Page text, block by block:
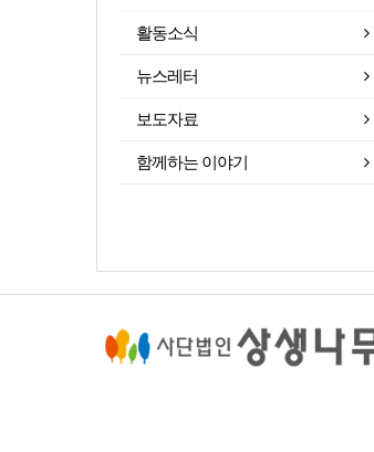
활동소식
뉴스레터
보도자료
함께하는 이야기